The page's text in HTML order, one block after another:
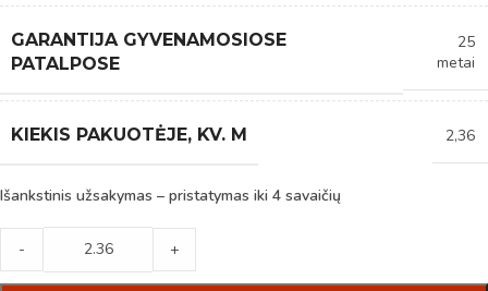
GARANTIJA GYVENAMOSIOSE
PATALPOSE
25
metai
KIEKIS PAKUOTĖJE, KV. M 2,36
Išankstinis užsakymas – pristatymas iki 4 savaičių
- +